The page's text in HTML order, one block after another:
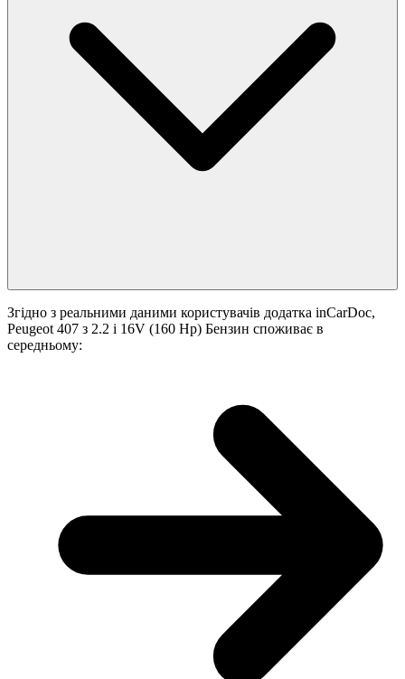
Згідно з реальними даними користувачів додатка inCarDoc,
Peugeot 407 з 2.2 i 16V (160 Hp) Бензин споживає в
середньому: